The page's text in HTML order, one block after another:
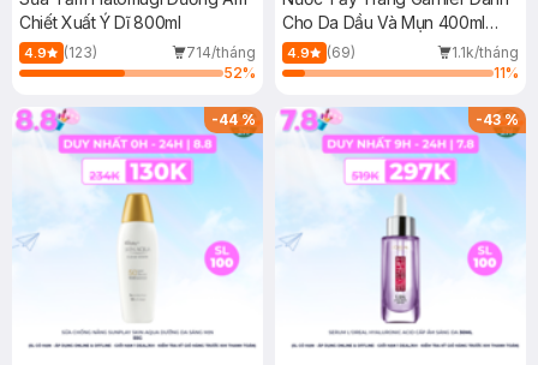
Chiết Xuất Ý Dĩ 800ml
4.9 (123)
714/tháng
52%
Cho Da Dầu Và Mụn 400ml
(Mới)
4.9 (69)
1.1k/tháng
11%
-44% -43%